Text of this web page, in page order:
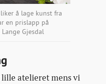
liker å lage kunst fra
en prislapp på
Gjesdal
atelieret mens vi